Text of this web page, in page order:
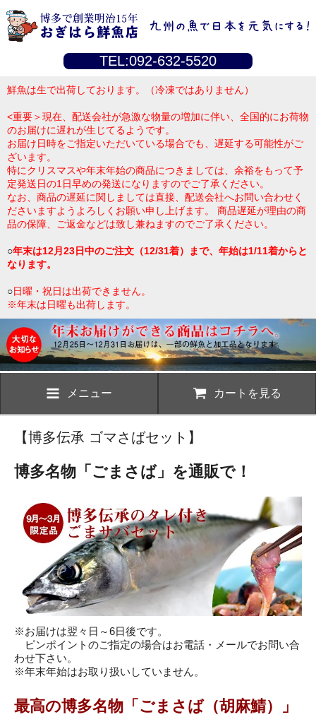
TEL:092-632-5520
鮮魚は生で出荷しております。（冷凍ではありません）
<重要＞現在、配送会社が急激な物量の増加に伴い、全国的にお荷物
のお届けに遅れが生じてるようです。
お届け日時をご指定いただいている場合でも、遅延する可能性がご
ざいます。
特にクリスマスや年末年始の商品につきましては、余裕をもって予
定発送日の1日早めの発送になりますのでご了承ください。
なお、商品の遅延に関しましては直接、配送会社へお問い合わせく
ださいますようよろしくお願い申し上げます。 商品遅延が理由の商
品の保障、ご返金などは致し兼ねますのでご了承ください。
○年末は12月23日中のご注文（12/31着）まで、年始は1/11着からと
なります。
○日曜・祝日は出荷できません。
※年末は日曜も出荷します。
メニュー カートを見る
【博多伝承 ゴマさばセット】
博多名物「ごまさば」を通販で！
※お届けは翌々日～6日後です。
ピンポイントのご指定の場合はお電話・メールでお問い合
わせ下さい。
※年末年始はお取り扱いしていません。
最高の博多名物「ごまさば（胡麻鯖）」